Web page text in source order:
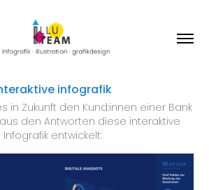
infografik
in Zukunft den Kund:innen einer Bank
den Antworten diese interaktive
Infografik entwickelt: